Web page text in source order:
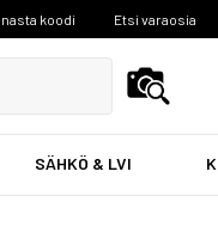
koodi Etsi varaosia
SÄHKÖ & LVI